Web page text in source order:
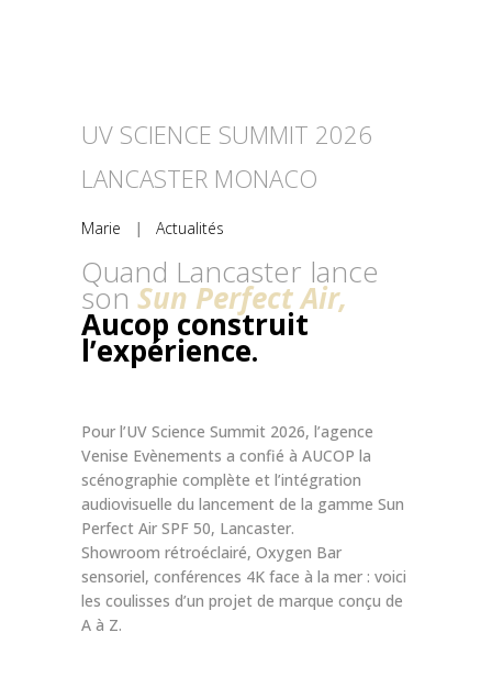
UV SCIENCE SUMMIT 2026
LANCASTER MONACO
Marie | Actualités
Quand Lancaster lance
son Sun Perfect Air,
Aucop construit
l’expérience.
Pour l’UV Science Summit 2026, l’agence
Venise Evènements a confié à AUCOP la
scénographie complète et l’intégration
audiovisuelle du lancement de la gamme Sun
Perfect Air SPF 50, Lancaster.
Showroom rétroéclairé, Oxygen Bar
sensoriel, conférences 4K face à la mer : voici
les coulisses d’un projet de marque conçu de
A à Z.